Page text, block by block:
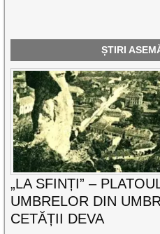
ȘTIRI
„LA SFINȚI” –
UMBRELOR DIN
CETĂȚII DEVA